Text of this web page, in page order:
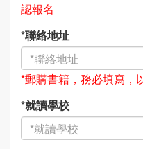
認報名
*聯絡地址
*郵購書籍，務必填寫，
*就讀學校